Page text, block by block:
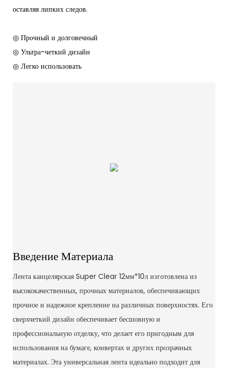
оставляя липких следов.
◎ Прочный и долговечный
◎ Ультра-четкий дизайн
◎ Легко использовать
Введение Материала
Лента канцелярская Super Clear 12мм*10л изготовлена ​​из
высококачественных, прочных материалов, обеспечивающих
прочное и надежное крепление на различных поверхностях. Его
сверхчеткий дизайн обеспечивает бесшовную и
профессиональную отделку, что делает его пригодным для
использования на бумаге, конвертах и ​​других прозрачных
материалах. Эта универсальная лента идеально подходит для